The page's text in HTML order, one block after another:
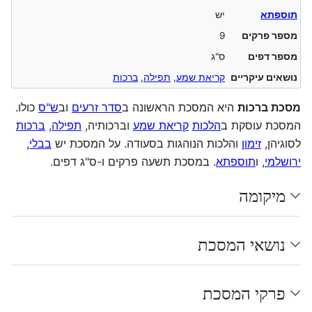
תוספתא
יש
מספר פרקים
9
מספר דפים
ס"ג
נושאים עיקריים קריאת שמע, תפילה, ברכות
מסכת ברכות היא המסכת הראשונה בסדר זרעים ובש"ס כולו.
המסכת עוסקת בהלכות קריאת שמע וברכותיה, תפילה, ברכות
לסוגיהן, זימון והלכות הנוהגות בסעודה. על המסכת יש בבלי,
ירושלמי, ותוספתא. במסכת תשעה פרקים ו-ס"ג דפים.
מיקומה
נושאי המסכת
פרקי המסכת